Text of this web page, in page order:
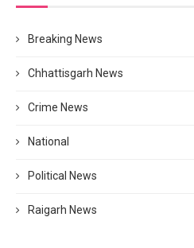
Breaking News
Chhattisgarh News
Crime News
National
Political News
Raigarh News